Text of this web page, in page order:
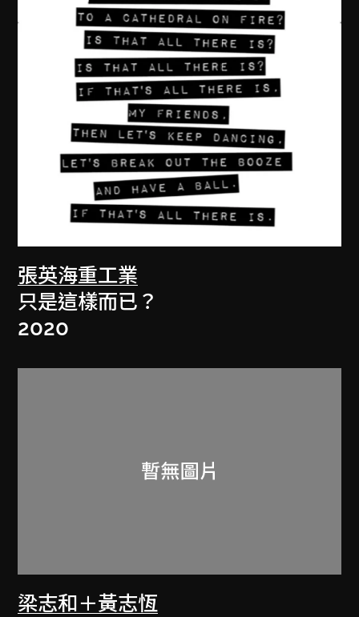
張英海重工業
只是這樣而已？
2020
梁志和＋黃志恆